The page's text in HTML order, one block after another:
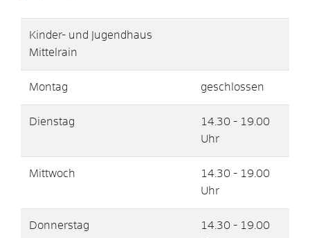
Kinder- und Jugendhaus
Mittelrain
Montag geschlossen
Dienstag
14.30 - 19.00
Uhr
Mittwoch
14.30 - 19.00
Uhr
Donnerstag
14.30 - 19.00